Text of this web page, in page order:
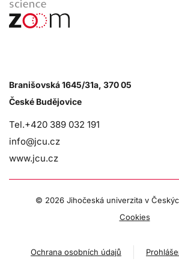
Branišovská 1645/31a, 370 05
České Budějovice
Tel.+420 389 032 191
info@jcu.cz
www.jcu.cz
© 2026 Jihočeská univerzita v
Cookies
Ochrana osobních údajů